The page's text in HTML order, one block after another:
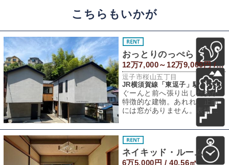
こちらもいかが
おっとりのっぺら
12万7,000～12万9,000円 / 48.03～50.6㎡
逗子市桜山五丁目
JR横須賀線「東逗子」駅 バス4分 「福祉会館入口」バス停 徒歩10分
ぐーんと前へ張り出した姿が
特徴的な建物。あれれ、正面
には窓がありません。表情が
読み取れない外観はまるでの
っぺらぼうのよう
ネイキッド・ルーム
6万5,000円 / 40.56㎡